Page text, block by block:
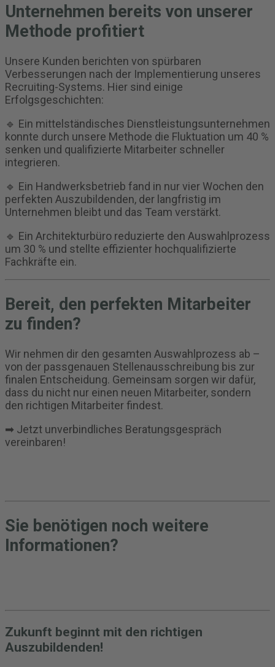
Unternehmen bereits von unserer
Methode profitiert
Unsere Kunden berichten von spürbaren
Verbesserungen nach der Implementierung unseres
Recruiting-Systems. Hier sind einige
Erfolgsgeschichten:
🔹 Ein mittelständisches Dienstleistungsunternehmen
konnte durch unsere Methode die Fluktuation um 40 %
senken und qualifizierte Mitarbeiter schneller
integrieren.
🔹 Ein Handwerksbetrieb fand in nur vier Wochen den
perfekten Auszubildenden, der langfristig im
Unternehmen bleibt und das Team verstärkt.
🔹 Ein Architekturbüro reduzierte den Auswahlprozess
um 30 % und stellte effizienter hochqualifizierte
Fachkräfte ein.
Bereit, den perfekten Mitarbeiter
zu finden?
Wir nehmen dir den gesamten Auswahlprozess ab –
von der passgenauen Stellenausschreibung bis zur
finalen Entscheidung. Gemeinsam sorgen wir dafür,
dass du nicht nur einen neuen Mitarbeiter, sondern
den richtigen Mitarbeiter findest.
➡ Jetzt unverbindliches Beratungsgespräch
vereinbaren!
Sie benötigen noch weitere
Informationen?
Zukunft beginnt mit den richtigen
Auszubildenden!